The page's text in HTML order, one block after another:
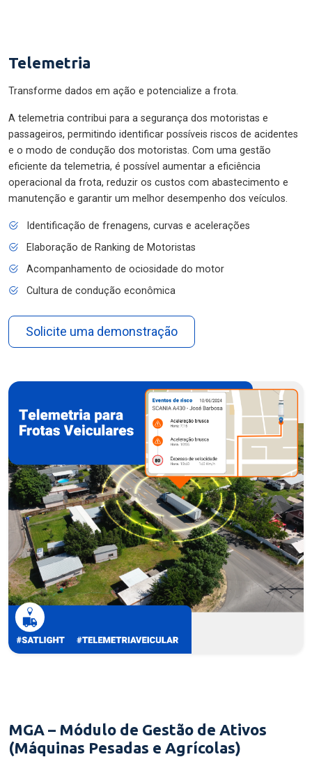
Telemetria
Transforme dados em ação e potencialize a frota.
A telemetria contribui para a segurança dos motoristas e
passageiros, permitindo identificar possíveis riscos de acidentes
e o modo de condução dos motoristas. Com uma gestão
eficiente da telemetria, é possível aumentar a eficiência
operacional da frota, reduzir os custos com abastecimento e
manutenção e garantir um melhor desempenho dos veículos.
Identificação de frenagens, curvas e acelerações
Elaboração de Ranking de Motoristas
Acompanhamento de ociosidade do motor
Cultura de condução econômica
Solicite uma demonstração
MGA – Módulo de Gestão de Ativos
(Máquinas Pesadas e Agrícolas)